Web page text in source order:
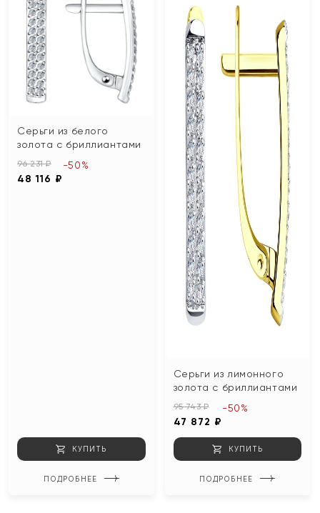
Серьги из белого
золота с бриллиантами
96 231 ₽
48 116 ₽
-50%
КУПИТЬ
ПОДРОБНЕЕ
Серьги из лимонного
золота с бриллиантами
95 743 ₽
47 872 ₽
-50%
КУПИТЬ
ПОДРОБНЕЕ